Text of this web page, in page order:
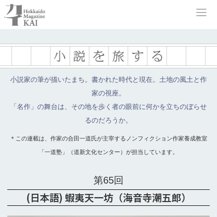
小説家の筆が描いたまち。書かれた時代と現在。土地の風土と作
家の視座。
「名作」の舞台は、その地を歩く者の眼前に何かを立ちのぼらせ
るのだろうか。
＊この連載は、作家の合田一道氏が主宰するノンフィクション作家養成教室
「一道塾」（道新文化センター）が担当しています。
第65回
(日本語) 蝦夷天一坊（海音寺潮五郎）